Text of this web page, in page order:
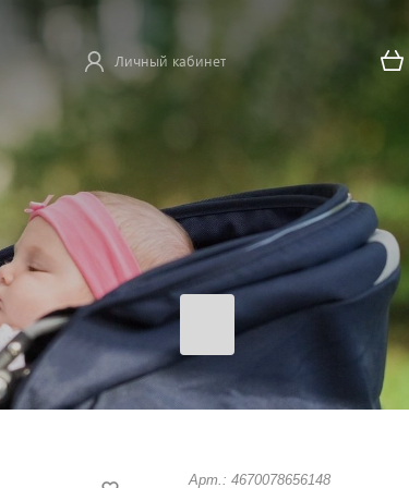
Личный кабинет
Арт.: 4670078656148